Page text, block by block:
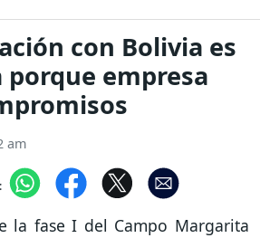
con Bolivia es
empresa
am